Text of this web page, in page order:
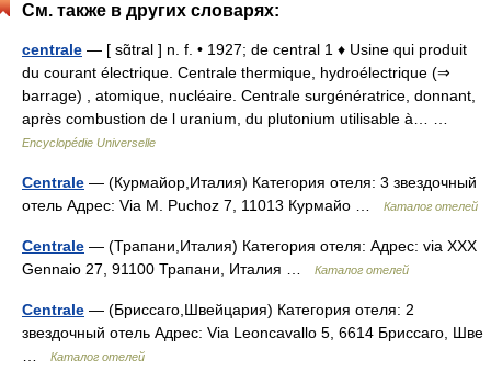
См. также в других словарях:
centrale — [ sɑ̃tral ] n. f. • 1927; de central 1 ♦ Usine qui produit
du courant électrique. Centrale thermique, hydroélectrique (⇒
barrage) , atomique, nucléaire. Centrale surgénératrice, donnant,
après combustion de l uranium, du plutonium utilisable à… …
Encyclopédie Universelle
Centrale — (Курмайор,Италия) Категория отеля: 3 звездочный
отель Адрес: Via M. Puchoz 7, 11013 Курмайо …
Каталог отелей
Centrale — (Трапани,Италия) Категория отеля: Адрес: via XXX
Gennaio 27, 91100 Трапани, Италия …
Каталог отелей
Centrale — (Бриссаго,Швейцария) Категория отеля: 2
звездочный отель Адрес: Via Leoncavallo 5, 6614 Бриссаго, Шве
Каталог отелей